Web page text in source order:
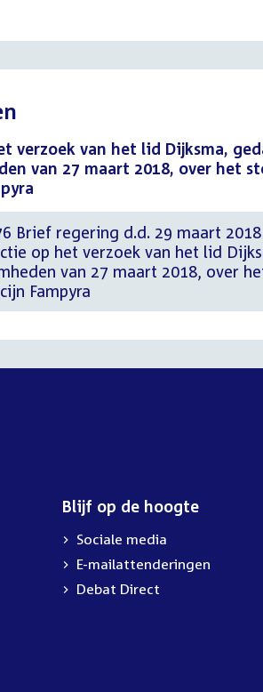
verzoek van het lid Dijksma,
van 27 maart 2018, over het
Brief regering d.d. 29 maart
op het verzoek van het lid
van 27 maart 2018, over
Fampyra
Blijf op de hoogte
Sociale media
E-mailattenderingen
Debat Direct